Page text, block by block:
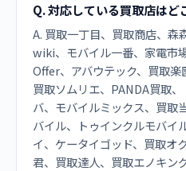
Q. 対応している買取店はど
A. 買取一丁目、買取商店、森
wiki、モバイル一番、家電市
Offer、アバウテック、買取楽
買取ソムリエ、PANDA買取
バ、モバイルミックス、買取
バイル、トゥインクルモバイ
イ、ケータイゴッド、買取オ
君、買取達人、買取エノキン